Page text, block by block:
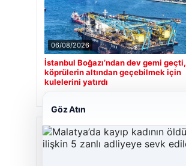
06/08/2026
İstanbul Boğazı’ndan dev gemi geçti,
köprülerin altından geçebilmek için
kulelerini yatırdı
Son Eklenen Firmalar
Göz Atın